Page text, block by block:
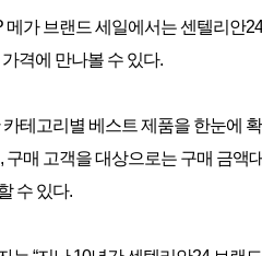
가 브랜드 세일에서는 센텔리안
격에 만나볼 수 있다.
테고리별 베스트 제품을 한눈에
구매 고객을 대상으로는 구매 금액
수 있다.